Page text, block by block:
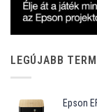
LEGÚJABB
Epson